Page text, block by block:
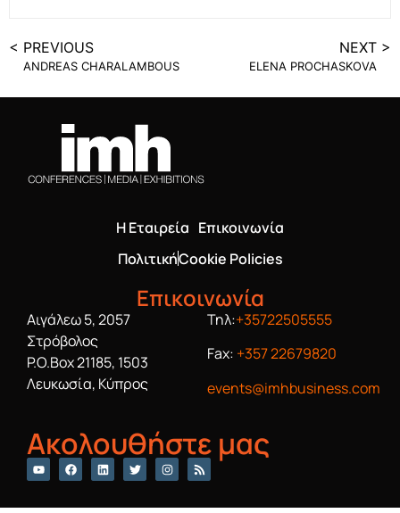
NEXT >
< PREVIOUS
ELENA PROCHASKOVA
ANDREAS CHARALAMBOUS
Η Εταιρεία Επικοινωνία
ΠολιτικήCookie Policies
Επικοινωνία
Αιγάλεω 5, 2057
Στρόβολος
P.O.Box 21185, 1503
Λευκωσία, Κύπρος
Τηλ:+35722505555
Fax: +357 22679820
events@imhbusiness.com
Ακολουθήστε μας